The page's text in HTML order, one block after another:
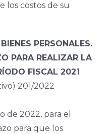
los costos de su
PERSONALES.
PARA REALIZAR LA
FISCAL 2021
201/2022
de 2022, para el
para que los